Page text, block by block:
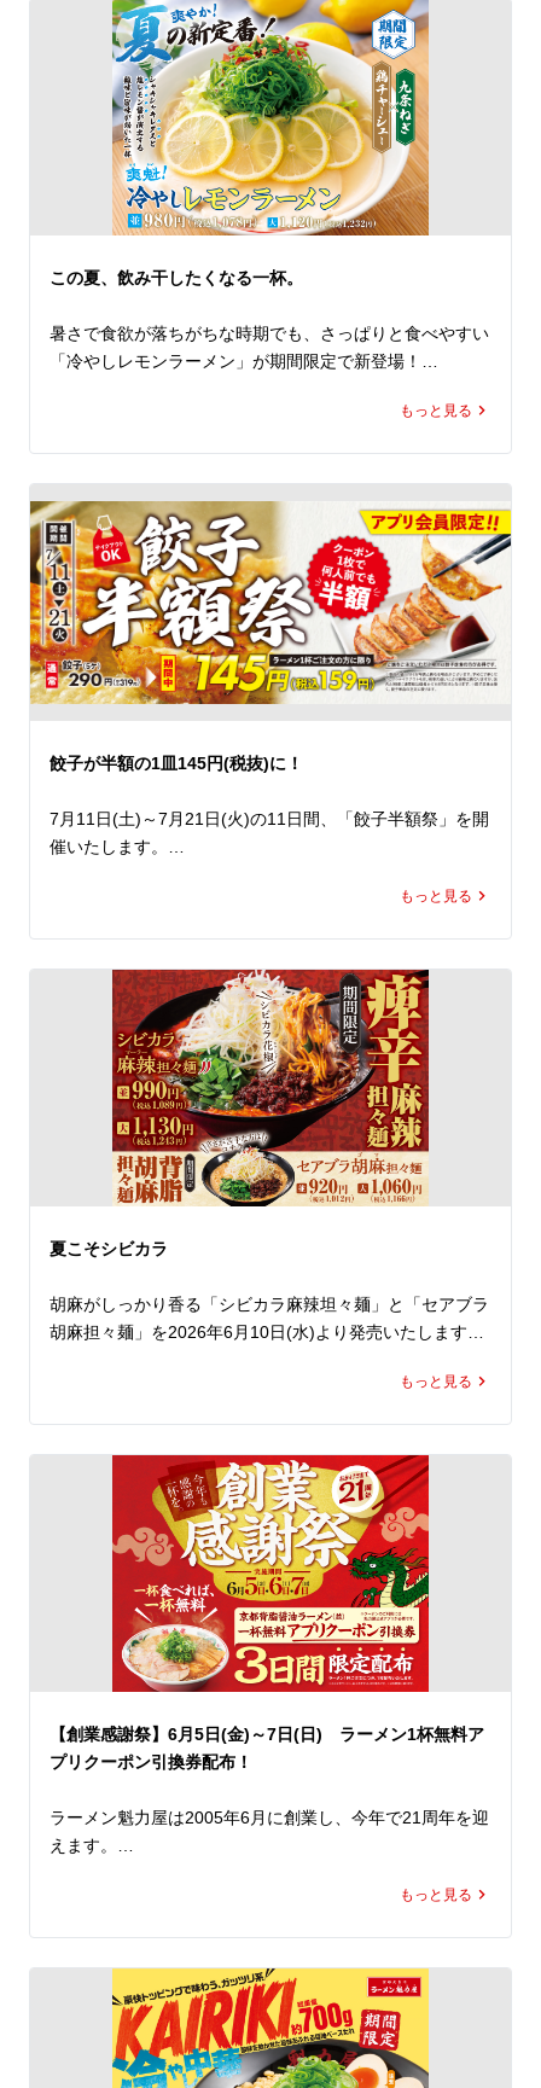
トッピングには、ピリ辛のフレッシュトマトソースで下味
をつけた小松菜とキャベツ、さらにコクと食べ応えを加え
る豚バラチャーシューを。
ポイントは、抜群なカスタマイズ性！
なんと！パルメザンチーズはかけ放題！
お好みにあわせて好きなだけかけてお楽しみください。お
かわりもOKです！
辛さは5段階から選択可能！
控えめからMAXまで、お好みの刺激をお選びください。
お好みにあわせてカスタマイズしたスープに、この商品限
トマトの旨み、辛さ、チーズのコクが一体となった、締め
まで楽しめる一杯です。
夏の暑さを存分に楽しむ「真夏のHOTトマト麺」。ぜひあ
楽しみください。
この夏、飲み干したくなる一杯。
暑さで食欲が落ちがちな時期でも、さっぱりと食べやすい
「冷やしレモンラーメン」が期間限定で新登場！
レモンピールを使用した特製のレモン塩醤が演出する爽や
そのレモン塩醤に、旨みたっぷりの塩だれと鶏ガラをあわ
せることで、爽やかさの中にも奥深いコクを感じられるス
ープに仕上げました。爽快な味わいでありながら、コクが
広がり、暑い夏でも思わず最後の一滴まで飲み干したくな
ること間違いなし。
すっきりとしたスープに相性抜群のしっとり鶏チャーシュ
ーと、シャキシャキ食感のレタスをあわせ、仕上げにレモ
ンスライスと九条ねぎをトッピング。爽やかな香りや食
感、彩りをプラスし、最後まで飽きることなくお楽しみい
清涼感がありながらも、旨みとコクをしっかりと感じら
れる、魁力屋らしい力強さを兼ね備えた「冷やしレモンラ
ナーでお楽しみください。
もっと見る
餃子が半額の1皿145円(税抜)に！
7月11日(土)～7月21日(火)の11日間、「餃子半額祭」を開
催いたします。
公式アプリをダウンロードすると、クーポンは即日取得で
き、期間中は毎日ご利用いただけます（ ※1日1回限
薄皮に包まれた野菜とお肉の旨味たっぷりのアツアツでジ
ューシーな餃子を、ラーメンと一緒に思う存分味わってく
ださい！
とってもお得なこの機会、ラーメン魁力屋公式アプリをダ
ウンロードのうえ、ランチやディナーでぜひ魁力屋へお越
もっと見る
夏こそシビカラ
胡麻がしっかり香る「シビカラ麻辣坦々麺」と「セアブラ
胡麻担々麺」を2026年6月10日(水)より発売いたします。
練り胡麻をたっぷり使用した濃厚な担々スープに、魁力屋
胡麻のコクと背脂の旨みに、花椒の香り立つ刺激が重な
り、あと引く味わいに仕上げています。
トッピングには、甜面醤でじっくり煮込んだ担々そぼろを
はじめ、にら、もやし、白ネギをたっぷりと使用。
見た目にも食べ応えにもこだわり、ボリューム満点かつ本
格的な仕上がりに。
また、辛いものが苦手な方にもお楽しみいただけるよう、
辛さを抑えた「セアブラ胡麻担々麺」もご用意しました。
さらに、刺激を求める方には「シビカラマシ」（有料）で
痺れと辛さを追加することも可能です。
暑さで食欲が落ちがちなこの季節にぴったりな「シビカラ
麻辣担々麺」と「セアブラ胡麻担々麺」。
ぜひこの機会に、ランチやディナーで魁力屋こだわりの夏
もっと見る
【創業感謝祭】6月5日(金)～7日(日) ラーメン1杯無料ア
プリクーポン引換券配布！
ラーメン魁力屋は2005年6月に創業し、今年で21周年を迎
えます。
店内飲食にてラーメンを一杯ご注文につき、「京都背脂醤
油ラーメン(並)1杯無料アプリクーポン」*1の引換券を1枚
進呈いたします。
ぜひこの機会にお好きなラーメンをお召し上がりいただ
もっと見る